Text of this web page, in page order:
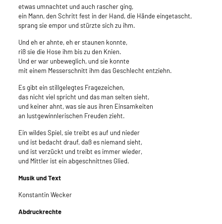
etwas umnachtet und auch rascher ging,
ein Mann, den Schritt fest in der Hand, die Hände eingetascht,
sprang sie empor und stürzte sich zu ihm.
Und eh er ahnte, eh er staunen konnte,
riß sie die Hose ihm bis zu den Knien.
Und er war unbeweglich, und sie konnte
mit einem Messerschnitt ihm das Geschlecht entziehn.
Es gibt ein stillgelegtes Fragezeichen,
das nicht viel spricht und das man selten sieht,
und keiner ahnt, was sie aus ihren Einsamkeiten
an lustgewinnlerischen Freuden zieht.
Ein wildes Spiel, sie treibt es auf und nieder
und ist bedacht drauf, daß es niemand sieht,
und ist verzückt und treibt es immer wieder,
und Mittler ist ein abgeschnittnes Glied.
Musik und Text
Konstantin Wecker
Abdruckrechte